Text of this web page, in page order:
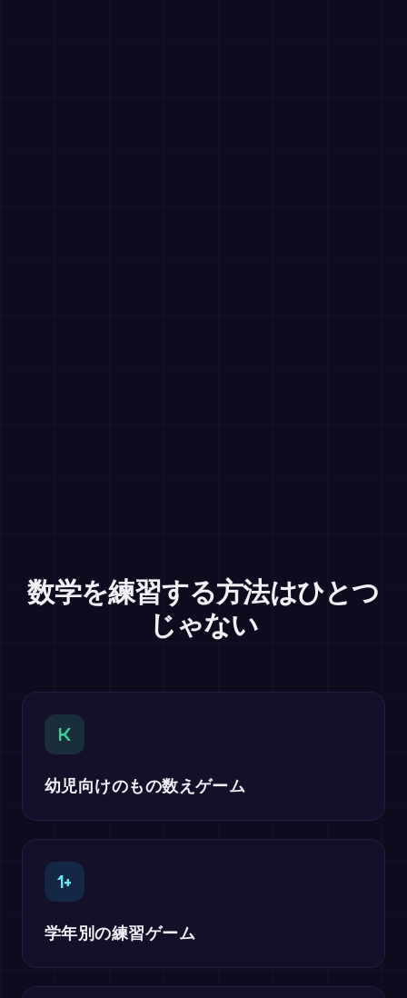
数学を練習する方法はひとつ
じゃない
K
幼児向けのもの数えゲーム
1+
学年別の練習ゲーム